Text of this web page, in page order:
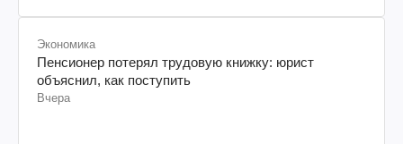
Экономика
Пенсионер потерял трудовую книжку: юрист
объяснил, как поступить
Вчера